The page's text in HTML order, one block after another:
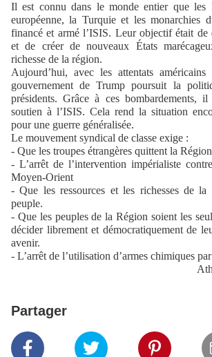
Il est connu dans le monde entier que les
européenne, la Turquie et les monarchies
financé et armé l’ISIS. Leur objectif était de
et de créer de nouveaux États
richesse de la région.
Aujourd’hui, avec les attentats
gouvernement de Trump poursuit la
présidents. Grâce à ces bombardements,
soutien à l’ISIS. Cela rend la situation
pour une guerre généralisée.
Le mouvement syndical de classe exige :
- Que les troupes étrangères quittent la Région
- L’arrêt de l’intervention impérialiste
Moyen-Orient
- Que les ressources et les richesses de la
peuple.
- Que les peuples de la Région soient les
décider librement et démocratiquement de
avenir.
- L’arrêt de l’utilisation d’armes chimiques
Partager